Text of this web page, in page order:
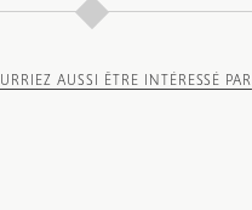
AUSSI ÊTRE INTÉRESSÉ PAR